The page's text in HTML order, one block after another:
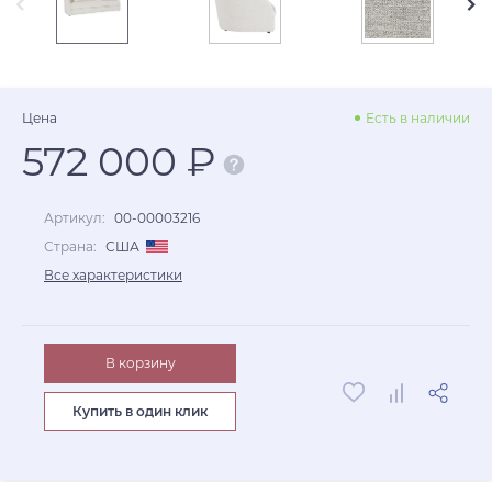
Цена Есть в наличии
572 000 ₽
Артикул: 00-00003216
Страна: США
Все характеристики
В корзину
Купить в один клик